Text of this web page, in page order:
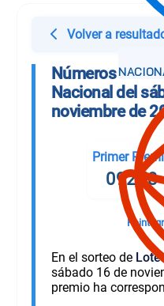
Volver a
Números
Nacional del
noviembre de
Primer
09258
En el sorteo de
sábado 16 de
premio ha